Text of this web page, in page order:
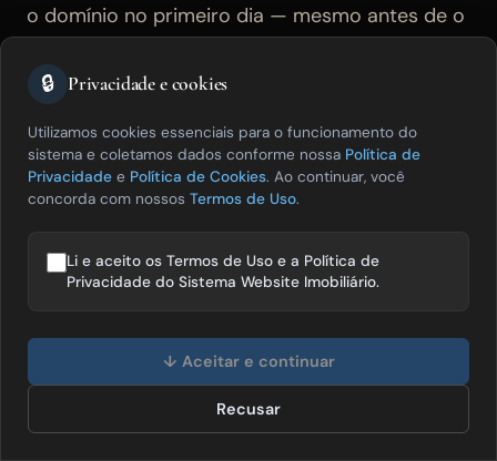
o domínio no primeiro dia — mesmo antes de o
Passo 4 — Integrar com portais
imobiliários
Resposta direta:Integração com portais
cadastrado no sistema uma única vez e
distribuí-lo automaticamente para ZAP
Imóveis, Viva Real, OLX e outros portais
🔒 Privacidade e cookies
Utilizamos cookies essenciais para o funcionamento do
sistema e coletamos dados conforme nossa Política de
Privacidade e Política de Cookies. Ao continuar, você
concorda com nossos Termos de Uso.
Li e aceito os Termos de Uso e a Política de
Privacidade do Sistema Website Imobiliário.
↓ Aceitar e continuar
Recusar
imóveis? 😊